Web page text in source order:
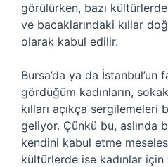
görülürken, bazı kültürlerde
ve bacaklarındaki kıllar
olarak kabul edilir.
Bursa’da ya da İstanbul’un
gördüğüm kadınların,
kılları açıkça sergilemeleri
geliyor. Çünkü bu, aslında
kendini kabul etme
kültürlerde ise kadınlar için